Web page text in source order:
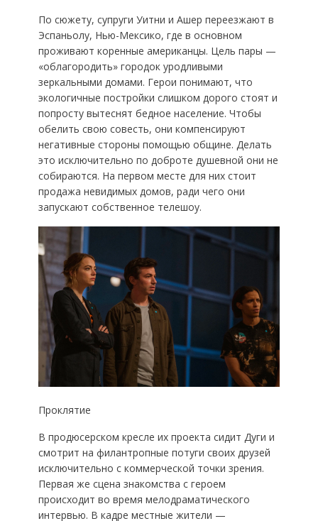
По сюжету, супруги Уитни и Ашер переезжают в
Эспаньолу, Нью-Мексико, где в основном
проживают коренные американцы. Цель пары —
«облагородить» городок уродливыми
зеркальными домами. Герои понимают, что
экологичные постройки слишком дорого стоят и
попросту вытеснят бедное население. Чтобы
обелить свою совесть, они компенсируют
негативные стороны помощью общине. Делать
это исключительно по доброте душевной они не
собираются. На первом месте для них стоит
продажа невидимых домов, ради чего они
запускают собственное телешоу.
Проклятие
В продюсерском кресле их проекта сидит Дуги и
смотрит на филантропные потуги своих друзей
исключительно с коммерческой точки зрения.
Первая же сцена знакомства с героем
происходит во время мелодраматического
интервью. В кадре местные жители —